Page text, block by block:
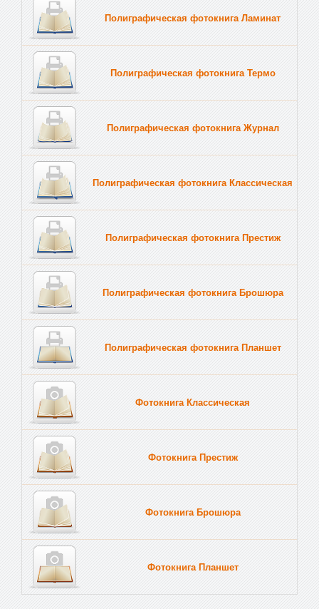
Полиграфическая фотокнига Ламинат
Полиграфическая фотокнига Термо
Полиграфическая фотокнига Журнал
Полиграфическая фотокнига Классическая
Полиграфическая фотокнига Престиж
Полиграфическая фотокнига Брошюра
Полиграфическая фотокнига Планшет
Фотокнига Классическая
Фотокнига Престиж
Фотокнига Брошюра
Фотокнига Планшет